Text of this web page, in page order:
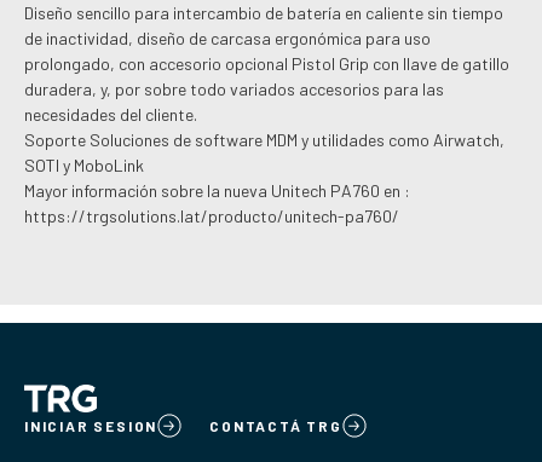
Diseño sencillo para intercambio de batería en caliente sin tiempo
de inactividad, diseño de carcasa ergonómica para uso
prolongado, con accesorio opcional Pistol Grip con llave de gatillo
duradera, y, por sobre todo variados accesorios para las
necesidades del cliente.
Soporte Soluciones de software MDM y utilidades como Airwatch,
SOTI y MoboLink
Mayor información sobre la nueva Unitech PA760 en :
https://trgsolutions.lat/producto/unitech-pa760/
INICIAR SESION CONTACTÁ TRG